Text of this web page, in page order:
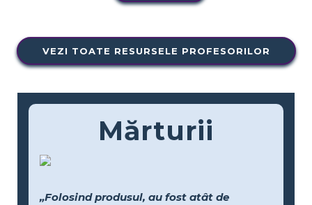
VEZI TOATE RESURSELE PROFESORILOR
Mărturii
„Folosind produsul, au fost atât de